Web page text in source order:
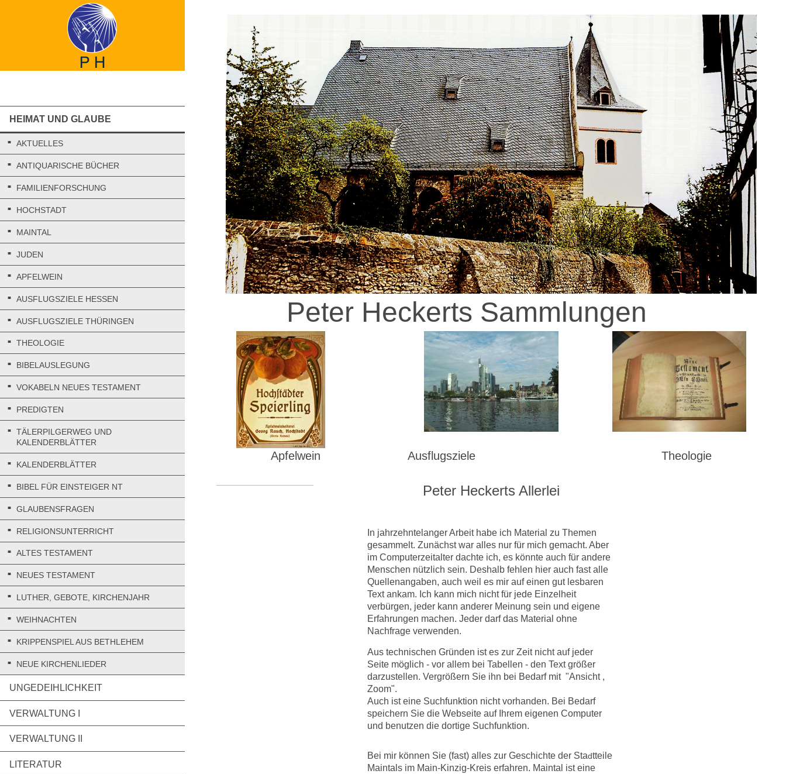
HEIMAT UND GLAUBE
AKTUELLES
ANTIQUARISCHE BÜCHER
FAMILIENFORSCHUNG
HOCHSTADT
MAINTAL
JUDEN
APFELWEIN
AUSFLUGSZIELE HESSEN
AUSFLUGSZIELE THÜRINGEN
THEOLOGIE
BIBELAUSLEGUNG
VOKABELN NEUES TESTAMENT
PREDIGTEN
TÄLERPILGERWEG UND
KALENDERBLÄTTER
KALENDERBLÄTTER
BIBEL FÜR EINSTEIGER NT
GLAUBENSFRAGEN
RELIGIONSUNTERRICHT
ALTES TESTAMENT
NEUES TESTAMENT
LUTHER, GEBOTE, KIRCHENJAHR
WEIHNACHTEN
KRIPPENSPIEL AUS BETHLEHEM
NEUE KIRCHENLIEDER
UNGEDEIHLICHKEIT
VERWALTUNG I
VERWALTUNG II
LITERATUR
Peter Heckerts Sammlungen
Apfelwein Ausflugsziele Theologie
Peter Heckerts Allerlei
In jahrzehntelanger Arbeit habe ich Material zu Themen
gesammelt. Zunächst war alles nur für mich gemacht. Aber
im Computerzeitalter dachte ich, es könnte auch für andere
Menschen nützlich sein. Deshalb fehlen hier auch fast alle
Quellenangaben, auch weil es mir auf einen gut lesbaren
Text ankam. Ich kann mich nicht für jede Einzelheit
verbürgen, jeder kann anderer Meinung sein und eigene
Erfahrungen machen. Jeder darf das Material ohne
Nachfrage verwenden.
Aus technischen Gründen ist es zur Zeit nicht auf jeder
Seite möglich - vor allem bei Tabellen - den Text größer
darzustellen. Vergrößern Sie ihn bei Bedarf mit "Ansicht ,
Zoom".
Auch ist eine Suchfunktion nicht vorhanden. Bei Bedarf
speichern Sie die Webseite auf Ihrem eigenen Computer
und benutzen die dortige Suchfunktion.
Bei mir können Sie (fast) alles zur Geschichte der Stadtteile
Maintals im Main-Kinzig-Kreis erfahren. Maintal ist eine